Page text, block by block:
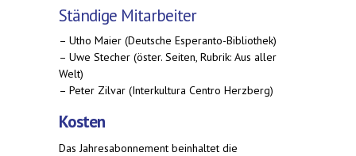
Ständige Mitarbeiter
– Utho Maier (Deutsche Esperanto-Bibliothek)
– Uwe Stecher (öster. Seiten, Rubrik: Aus aller
Welt)
– Peter Zilvar (Interkultura Centro Herzberg)
Kosten
Das Jahresabonnement beinhaltet die